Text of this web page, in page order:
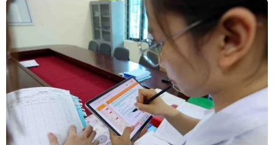
đảm bảo thành công cho ca ghép tim. Tuy
nhiên, với tinh thần trách nhiệm, sự tận tụy hết
lòng vì bệnh nhân cho dù “chạy đua với thời
gian,” phải thực hiện kỹ thuật khó, đội ngũ y
bác sỹ Bệnh viện Trung ương Huế vẫn quyết
tâm nỗ lực tiếp nhận món quà thiêng liêng,
hiếm có ấy để cứu sống người bệnh đang nguy
kịch.